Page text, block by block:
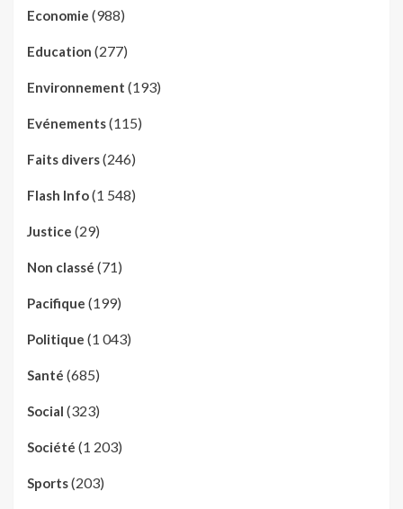
Economie (988)
Education (277)
Environnement (193)
Evénements(115)
Faits divers(246)
Flash Info(1 548)
Justice (29)
Non classé (71)
Pacifique (199)
Politique (1 043)
Santé (685)
Social (323)
Société (1 203)
Sports(203)